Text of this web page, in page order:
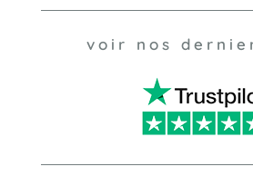
voir nos